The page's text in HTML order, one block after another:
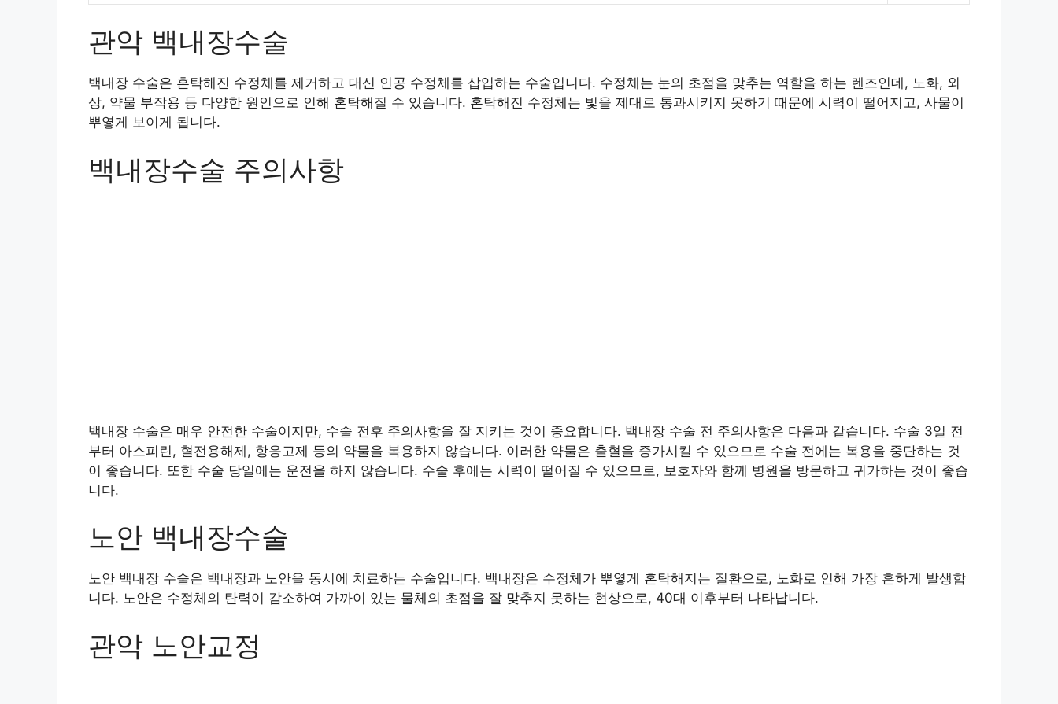
관악 백내장수술
백내장 수술은 혼탁해진 수정체를 제거하고 대신 인공 수정체를 삽입하는 수술입니다. 수정체는 눈의 초점을 맞추는 역할을 하는 렌즈인데, 노화, 외
상, 약물 부작용 등 다양한 원인으로 인해 혼탁해질 수 있습니다. 혼탁해진 수정체는 빛을 제대로 통과시키지 못하기 때문에 시력이 떨어지고, 사물이
뿌옇게 보이게 됩니다.
백내장수술 주의사항
백내장 수술은 매우 안전한 수술이지만, 수술 전후 주의사항을 잘 지키는 것이 중요합니다. 백내장 수술 전 주의사항은 다음과 같습니다. 수술 3일 전
부터 아스피린, 혈전용해제, 항응고제 등의 약물을 복용하지 않습니다. 이러한 약물은 출혈을 증가시킬 수 있으므로 수술 전에는 복용을 중단하는 것
이 좋습니다. 또한 수술 당일에는 운전을 하지 않습니다. 수술 후에는 시력이 떨어질 수 있으므로, 보호자와 함께 병원을 방문하고 귀가하는 것이 좋습
니다.
노안 백내장수술
노안 백내장 수술은 백내장과 노안을 동시에 치료하는 수술입니다. 백내장은 수정체가 뿌옇게 혼탁해지는 질환으로, 노화로 인해 가장 흔하게 발생합
니다. 노안은 수정체의 탄력이 감소하여 가까이 있는 물체의 초점을 잘 맞추지 못하는 현상으로, 40대 이후부터 나타납니다.
관악 노안교정